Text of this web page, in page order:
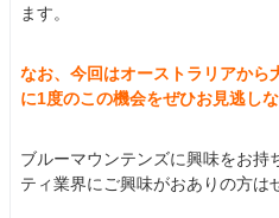
ます。
なお、今回はオーストラリアから
に1度のこの機会をぜひお見逃しな
ブルーマウンテンズに興味をお持
ティ業界にご興味がおありの方は